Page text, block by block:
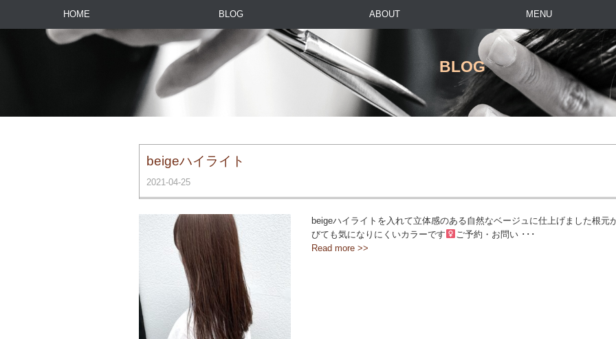
HOME BLOG ABOUT MENU
BLOG
beigeハイライト
2021-04-25
beigeハイライトを入れて立体感のある自然なベージュに仕上げました根元
びても気になりにくいカラーです‍
ご予約・お問い ･･･
Read more >>